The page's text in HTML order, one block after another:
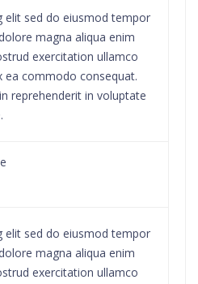
elit sed do eiusmod tempor
magna aliqua enim
exercitation ullamco
ea commodo consequat.
reprehenderit in voluptate
elit sed do eiusmod tempor
magna aliqua enim
exercitation ullamco